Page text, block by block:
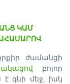
ԿԱՄ
ժամանցի
բոլոր
է գնի մեջ, իսկ